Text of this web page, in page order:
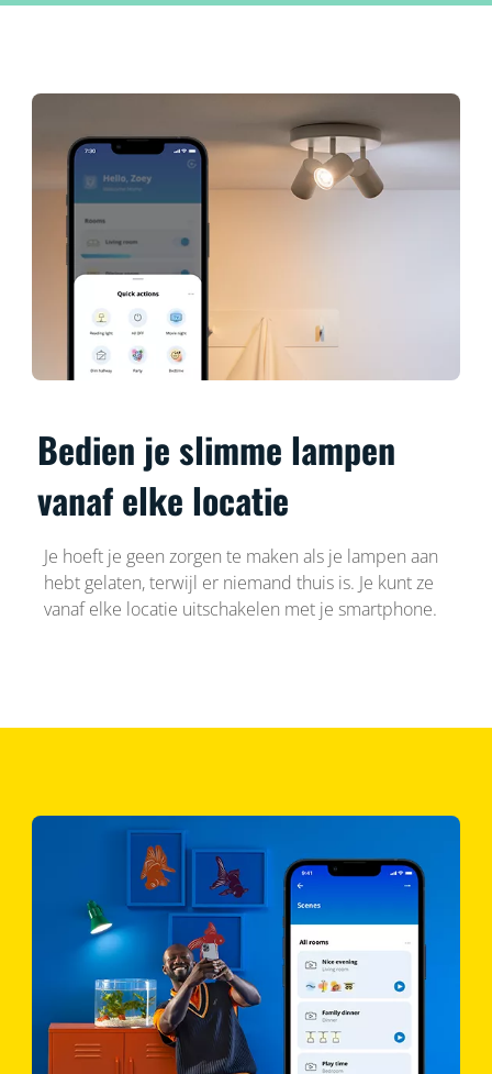
Bedien je slimme lampen
vanaf elke locatie
Je hoeft je geen zorgen te maken als je lampen aan
hebt gelaten, terwijl er niemand thuis is. Je kunt ze
vanaf elke locatie uitschakelen met je smartphone.